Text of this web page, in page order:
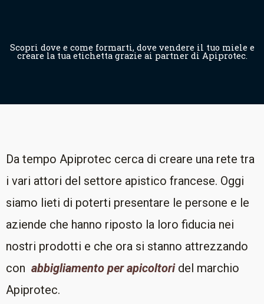
Scopri dove e come formarti, dove vendere il tuo miele e
creare la tua etichetta grazie ai partner di Apiprotec.
Da tempo Apiprotec cerca di creare una rete tra
i vari attori del settore apistico francese. Oggi
siamo lieti di poterti presentare le persone e le
aziende che hanno riposto la loro fiducia nei
nostri prodotti e che ora si stanno attrezzando
con abbigliamento per apicoltoridel marchio
Apiprotec.